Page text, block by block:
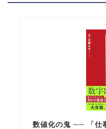
数値化の鬼 ── 「仕